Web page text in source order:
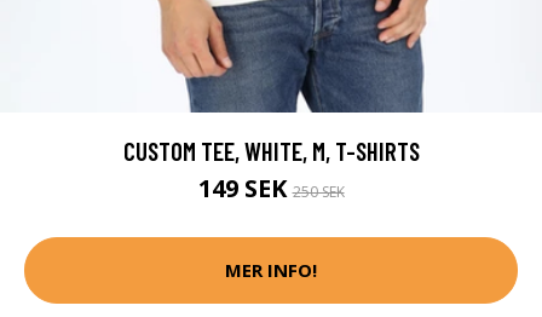
CUSTOM TEE, WHITE, M, T-SHIRTS
149 SEK250 SEK
MER INFO!